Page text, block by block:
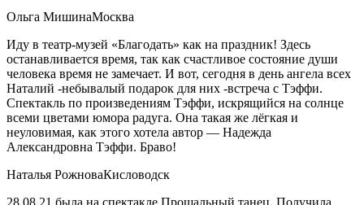
Ольга МишинаМосква
Иду в театр-музей «Благодать» как на праздник! Здесь
останавливается время, так как счастливое состояние души
человека время не замечает. И вот, сегодня в день ангела всех
Наталий -небывалый подарок для них -встреча с Тэффи.
Спектакль по произведениям Тэффи, искрящийся на солнце
всеми цветами юмора радуга. Она такая же лёгкая и
неуловимая, как этого хотела автор — Надежда
Александровна Тэффи. Браво!
Наталья РожноваКисловодск
28.08.21 была на спектакле Прощальный танец. Получила